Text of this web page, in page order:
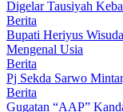
Digelar Tausiyah
Berita
Bupati Heriyus
Mengenal Usia
Berita
Pj Sekda Sarwo
Berita
Gugatan “AAP”